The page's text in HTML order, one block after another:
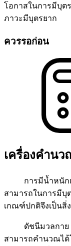
โอกาสในการมีบุต
ภาวะมีบุตรยาก
ควรรอก่อน
เครื่องคำน
การมีน้ำหนัก
สามารถในการมีบุ
เกณฑ์ปกติจึงเป็นสิ่
ดัชนีมวลกาย
สามารถคำนวณไ